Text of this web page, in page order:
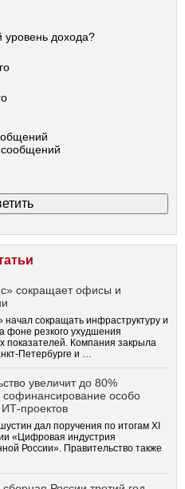
уровень дохода?
сокращает офисы и
сокращать инфраструктуру и
фоне резкого ухудшения
показателей. Компания закрыла
Петербурге и …
увеличит до 80%
софинансирование особо
проектов
дал поручения по итогам XI
«Цифровая индустрия
России». Правительство также